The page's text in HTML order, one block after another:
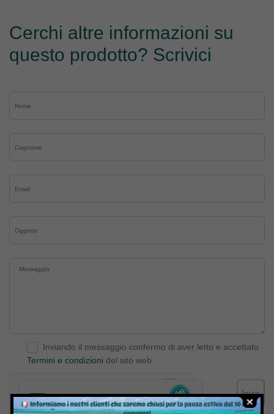
Cerchi altre informazioni su
questo prodotto? Scrivici
Inviando il messaggio confermo di aver letto e accettato
Termini e condizioni del sito web
Invia